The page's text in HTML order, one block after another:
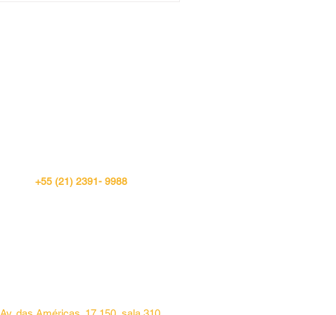
+55 (21) 2391- 9988